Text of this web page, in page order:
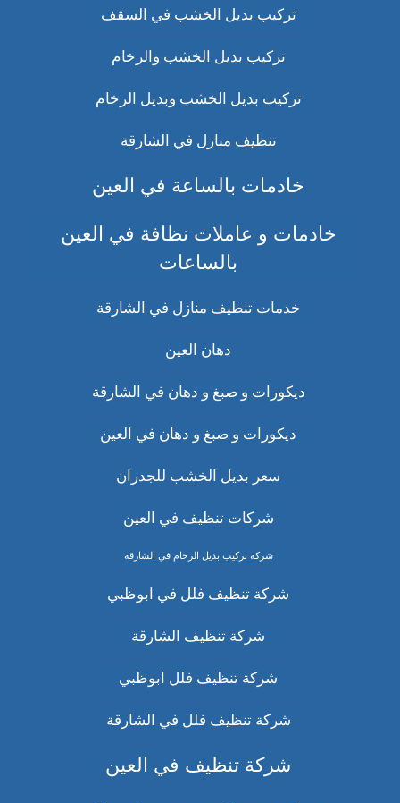
تركيب بديل الخشب في السقف
تركيب بديل الخشب والرخام
تركيب بديل الخشب وبديل الرخام
تنظيف منازل في الشارقة
خادمات بالساعة في العين
خادمات و عاملات نظافة في العين
بالساعات
خدمات تنظيف منازل في الشارقة
دهان العين
ديكورات و صبغ و دهان في الشارقة
ديكورات و صبغ و دهان في العين
سعر بديل الخشب للجدران
شركات تنظيف في العين
شركة تركيب بديل الرخام في الشارقة
شركة تنظيف فلل في ابوظبي
شركة تنظيف الشارقة
شركة تنظيف فلل ابوظبي
شركة تنظيف فلل في الشارقة
شركة تنظيف في العين